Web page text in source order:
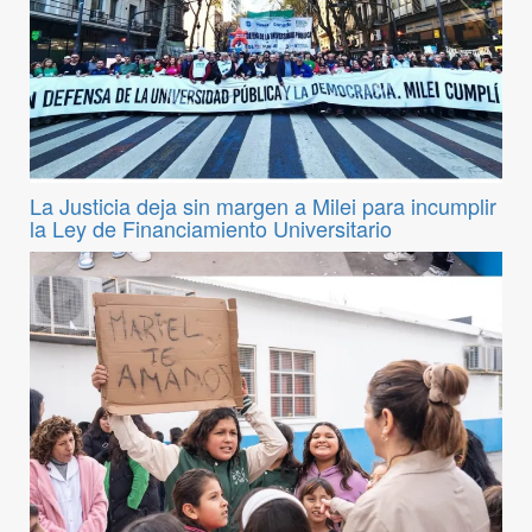
La Justicia deja sin margen a Milei para incumplir
la Ley de Financiamiento Universitario